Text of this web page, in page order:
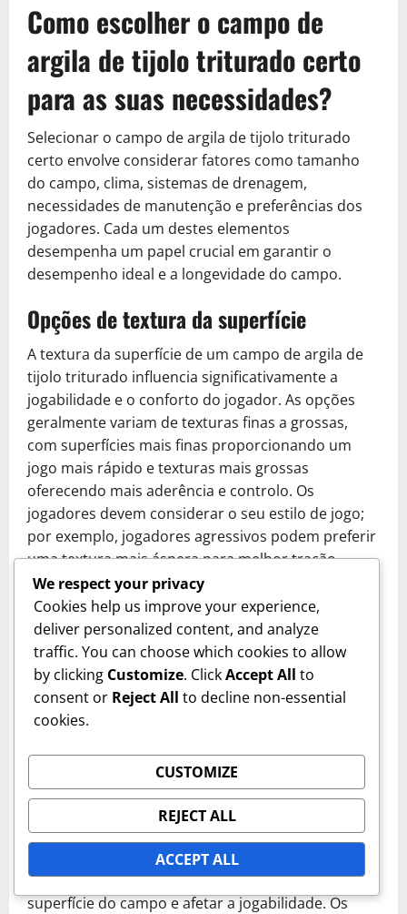
Como escolher o campo de
argila de tijolo triturado certo
para as suas necessidades?
Selecionar o campo de argila de tijolo triturado
certo envolve considerar fatores como tamanho
do campo, clima, sistemas de drenagem,
necessidades de manutenção e preferências dos
jogadores. Cada um destes elementos
desempenha um papel crucial em garantir o
desempenho ideal e a longevidade do campo.
Opções de textura da superfície
A textura da superfície de um campo de argila de
tijolo triturado influencia significativamente a
jogabilidade e o conforto do jogador. As opções
geralmente variam de texturas finas a grossas,
com superfícies mais finas proporcionando um
jogo mais rápido e texturas mais grossas
oferecendo mais aderência e controlo. Os
jogadores devem considerar o seu estilo de jogo;
por exemplo, jogadores agressivos podem preferir
uma textura mais áspera para melhor tração.
Ao selecionar a textura, pense também sobre o
clima local. Em áreas com alta humidade, uma
textura mais fina pode reter a humidade, afetando
o jogo. Por outro lado, em climas mais secos, uma
textura mais grossa pode ajudar na drenagem e
reduzir as necessidades de manutenção.
Sistemas de drenagem
A drenagem eficaz é essencial para manter um
campo de argila de tijolo triturado, especialmente
em regiões propensas a chuvas intensas. Um
sistema de drenagem bem projetado previne a
acumulação de água, que pode danificar a
superfície do campo e afetar a jogabilidade. Os
We respect your privacy
Cookies help us improve your experience,
deliver personalized content, and analyze
traffic. You can choose which cookies to allow
by clicking Customize. ClickAccept All to
consent or Reject All to decline non-essential
cookies.
CUSTOMIZE
REJECT ALL
ACCEPT ALL